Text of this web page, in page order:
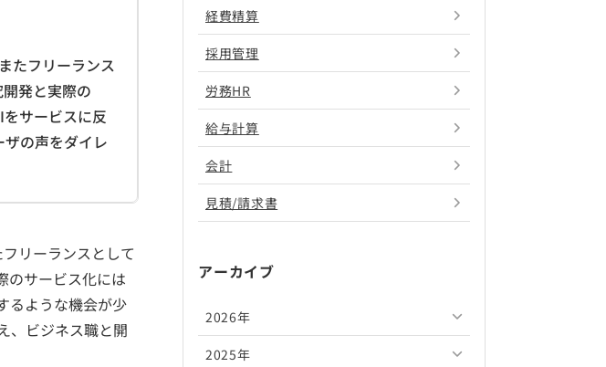
たフリーランス
発と実際の
サービスに反
の声をダイレ
リーランスとして
のサービス化には
るような機会が少
、ビジネス職と開
経費精算
採用管理
労務HR
給与計算
会計
見積/請求書
アーカイブ
2026年
2026年8月
2025年